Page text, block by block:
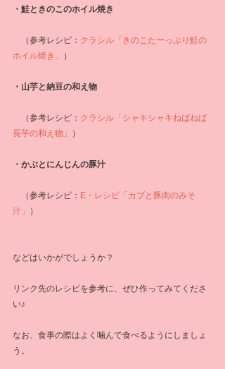
・鮭ときのこのホイル焼き
（参考レシピ： クラシル「きのこたーっぷり鮭の
ホイル焼き」
）
・山芋と納豆の和え物
（参考レシピ： クラシル「シャキシャキねばねば
長芋の和え物」
）
・かぶとにんじんの豚汁
（参考レシピ： E・レシピ「カブと豚肉のみそ
汁」
）
などはいかがでしょうか？
リンク先のレシピを参考に、ぜひ作ってみてくださ
い♪
なお、食事の際はよく噛んで食べるようにしましょ
う。